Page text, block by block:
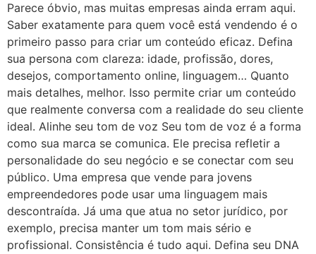
Parece óbvio, mas muitas empresas ainda erram aqui.
Saber exatamente para quem você está vendendo é o
primeiro passo para criar um conteúdo eficaz. Defina
sua persona com clareza: idade, profissão, dores,
desejos, comportamento online, linguagem… Quanto
mais detalhes, melhor. Isso permite criar um conteúdo
que realmente conversa com a realidade do seu cliente
ideal. Alinhe seu tom de voz Seu tom de voz é a forma
como sua marca se comunica. Ele precisa refletir a
personalidade do seu negócio e se conectar com seu
público. Uma empresa que vende para jovens
empreendedores pode usar uma linguagem mais
descontraída. Já uma que atua no setor jurídico, por
exemplo, precisa manter um tom mais sério e
profissional. Consistência é tudo aqui. Defina seu DNA